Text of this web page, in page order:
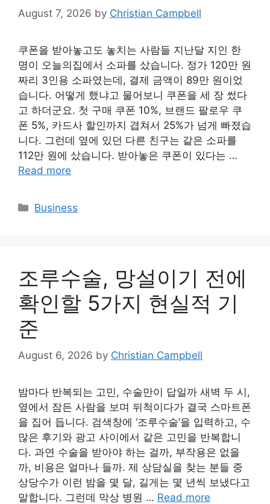
August 7, 2026 by Christian Campbell
쿠폰을 받아놓고도 놓치는 사람들 지난달 지인 한
명이 오늘의집에서 소파를 샀습니다. 정가 120만 원
짜리 3인용 소파였는데, 결제 금액이 89만 원이었
습니다. 어떻게 했냐고 물어보니 쿠폰을 세 장 썼다
고 하더군요. 첫 구매 쿠폰 10%, 브랜드 팔로우 쿠
폰 5%, 카드사 할인까지 겹쳐서 25%가 넘게 빠졌습
니다. 그런데 옆에 있던 다른 친구는 같은 소파를
112만 원에 샀습니다. 받아놓은 쿠폰이 있다는 …
Read more
Categories
Business
조루수술, 망설이기 전에
확인할 5가지 현실적 기
준
August 6, 2026 by Christian Campbell
밤마다 반복되는 고민, 수술만이 답일까 새벽 두 시,
옆에서 잠든 사람을 보며 뒤척이다가 결국 스마트폰
을 집어 듭니다. 검색창에 ‘조루수술’을 입력하고, 수
많은 후기와 광고 사이에서 같은 고민을 반복합니
다. 과연 수술을 받아야 하는 걸까, 부작용은 없을
까, 비용은 얼마나 들까. 제 상담실을 찾는 분들 중
상당수가 이런 밤을 몇 달, 길게는 몇 년씩 보냈다고
말합니다. 그런데 막상 병원 … Read more